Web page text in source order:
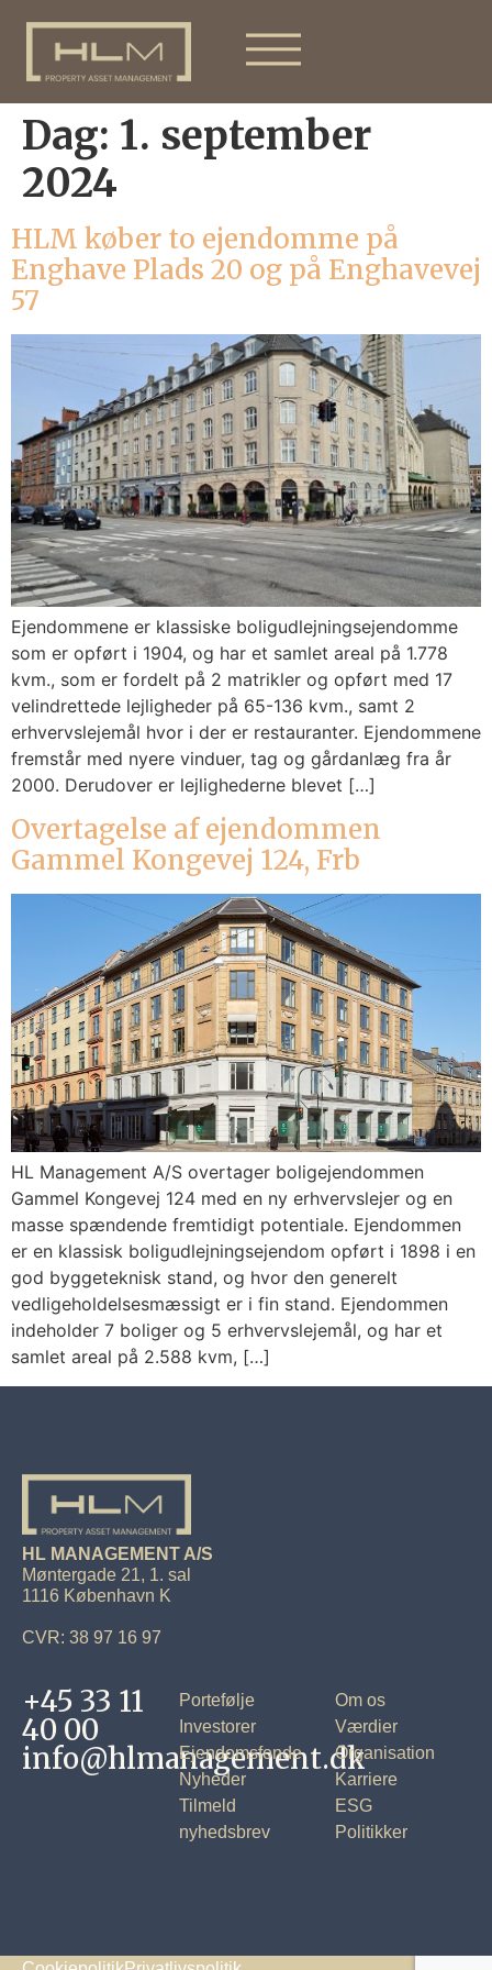
Dag: 1. september
2024
HLM køber to ejendomme på
Enghave Plads 20 og på Enghavevej
57
Ejendommene er klassiske boligudlejningsejendomme
som er opført i 1904, og har et samlet areal på 1.778
kvm., som er fordelt på 2 matrikler og opført med 17
velindrettede lejligheder på 65-136 kvm., samt 2
erhvervslejemål hvor i der er restauranter. Ejendommene
fremstår med nyere vinduer, tag og gårdanlæg fra år
2000. Derudover er lejlighederne blevet […]
Overtagelse af ejendommen
Gammel Kongevej 124, Frb
HL Management A/S overtager boligejendommen
Gammel Kongevej 124 med en ny erhvervslejer og en
masse spændende fremtidigt potentiale. Ejendommen
er en klassisk boligudlejningsejendom opført i 1898 i en
god byggeteknisk stand, og hvor den generelt
vedligeholdelsesmæssigt er i fin stand. Ejendommen
indeholder 7 boliger og 5 erhvervslejemål, og har et
samlet areal på 2.588 kvm, […]
HL MANAGEMENT A/S
Møntergade 21, 1. sal
1116 København K
CVR: 38 97 16 97
+45 33 11
40 00
info@hlmanagement.dk
Portefølje
Investorer
Ejendomsfonde
Nyheder
Tilmeld
nyhedsbrev
Om os
Værdier
Organisation
Karriere
ESG
Politikker